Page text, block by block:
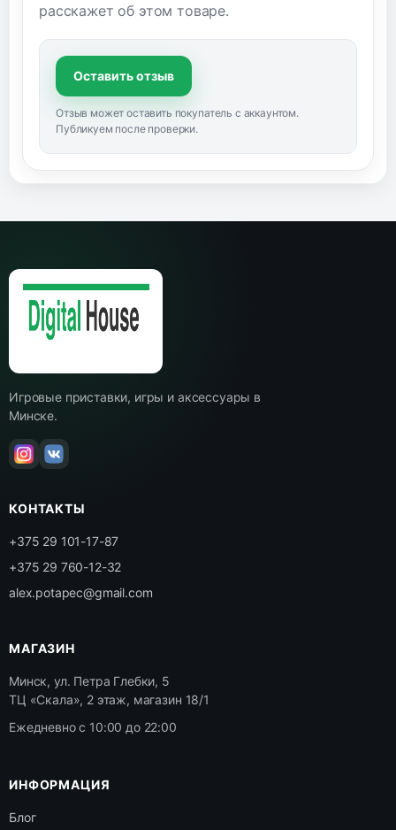
расскажет об этом товаре.
Оставить отзыв
Отзыв может оставить покупатель с аккаунтом.
Публикуем после проверки.
Игровые приставки, игры и аксессуары в
Минске.
КОНТАКТЫ
+375 29 101-17-87
+375 29 760-12-32
alex.potapec@gmail.com
МАГАЗИН
Минск, ул. Петра Глебки, 5
ТЦ «Скала», 2 этаж, магазин 18/1
Ежедневно с 10:00 до 22:00
ИНФОРМАЦИЯ
Блог